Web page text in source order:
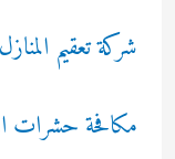
شركة تعقيم
مكافحة حشرات